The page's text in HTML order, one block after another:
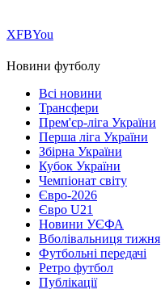
ХFBYou
Новини футболу
Всі новини
Трансфери
Прем'єр-ліга України
Перша ліга України
Збірна України
Кубок України
Чемпіонат світу
Євро-2026
Євро U21
Новини УЄФА
Вболівальниця тижня
Футбольні передачі
Ретро футбол
Публікації